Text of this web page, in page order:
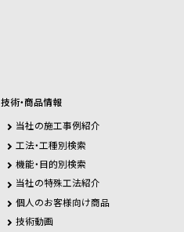
技術・商品情報
当社の施工事例紹介
工法・工種別検索
機能・目的別検索
当社の特殊工法紹介
個人のお客様向け商品
技術動画